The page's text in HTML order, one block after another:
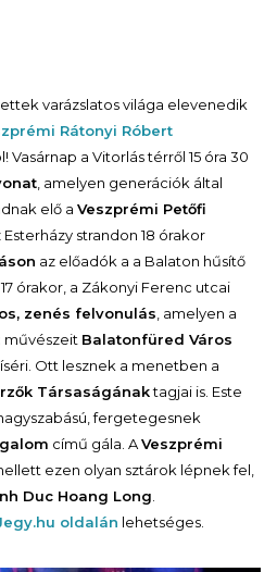
varázslatos világa elevenedik
Rátonyi Róbert
Vasárnap a Vitorlás térről 15 óra 30
, amelyen generációk által
elő a Veszprémi Petőfi
strandon 18 órakor
az előadók a a Balaton hűsítő
órakor, a Zákonyi Ferenc utcai
zenés felvonulás, amelyen a
művészeit Balatonfüred Város
Ott lesznek a menetben a
Társaságánaktagjai is. Este
fergetegesnek
című gála. AVeszprémi
ezen olyan sztárok lépnek fel,
Duc Hoang Long.
oldalán lehetséges.